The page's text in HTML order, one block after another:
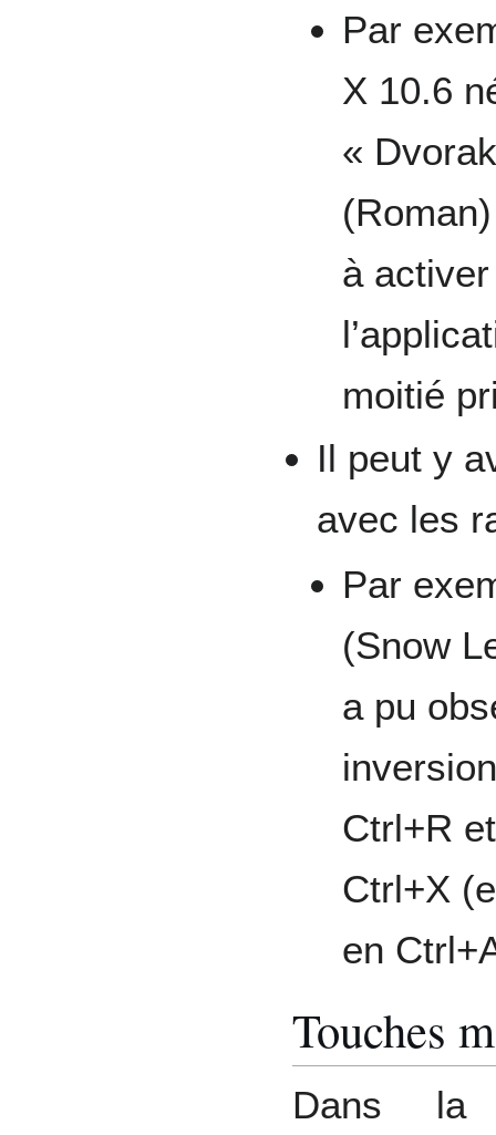
Par
X 10.6
«
à
moitié
Il peut y
avec les
Par
(Snow
a pu
Ctrl+R
Ctrl+X
en
Touches
Dans la